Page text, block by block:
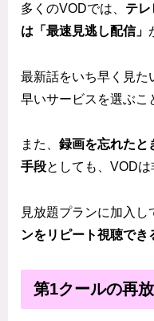
多くのVODでは、 テレ
は「最速見逃し配信」
最新話をいち早く見た
早いサービスを選ぶこ
また、 録画を忘れたと
手段としても、VODは
見放題プランに加入し
ンをリピート視聴でき
第1クールの再